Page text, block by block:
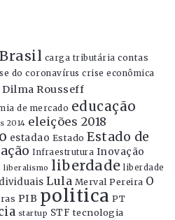
Brasil carga tributária contas
do coronavírus crise econômica
Dilma Rousseff
de mercado educação
2014 eleições 2018
estadao Estado Estado de
Infraestrutura Inovação
liberalismo liberdade liberdade
Lula Merval Pereira O
PIB politica PT
startup STF tecnologia